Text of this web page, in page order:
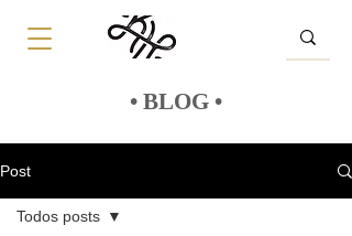
• BLOG •
Post
Todos posts